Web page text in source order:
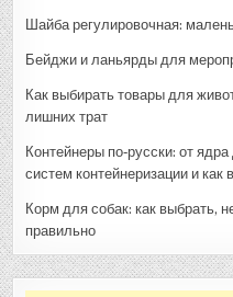
Шайба регулировочная:
Бейджи и ланьярды для
Как выбирать товары для
лишних трат
Контейнеры по‑русски: от
систем контейнеризации и
Корм для собак: как выбрать,
правильно